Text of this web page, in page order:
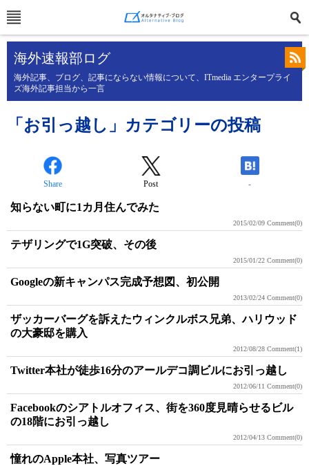
海外速報部ログ
海外記事、ブログ、記事にならない情報について、ITmedia エンタープライ
ズ海外記事担当から一言
「お引っ越し」カテゴリーの投稿
Share Post -
知らない町に1カ月住んでみた
2015/02/09 Comment(0)
テザリングで1G突破、その後
2015/01/22 Comment(0)
Googleの新キャンパス完成予想図、初公開
2013/02/24 Comment(0)
ザッカーバーグを訴えたウィンクルボス兄弟、ハリウッド
の大豪邸を購入
2012/08/28 Comment(1)
Twitter本社が徒歩16分のアールデコ調ビルにお引っ越し
2012/06/11 Comment(0)
Facebookのシアトルオフィス、街を360度見晴らせるビル
の18階にお引っ越し
2012/04/13 Comment(0)
憧れのApple本社、写真ツアー